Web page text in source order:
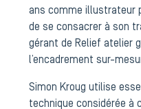
ans comme illustrateur
de se consacrer à son
gérant de Relief atelier
l’encadrement sur-
Simon Kroug utilise
technique considérée à